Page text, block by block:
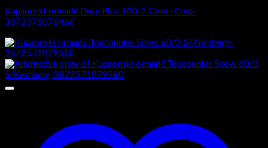
Kupaonski ormarić Drop Plus 100-2 Crno -Crno-
3872571076466